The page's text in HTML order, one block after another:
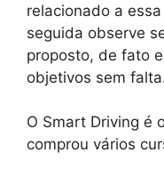
relacionado a
seguida observe
proposto, de fato
objetivos sem
O Smart Driving é
comprou vários